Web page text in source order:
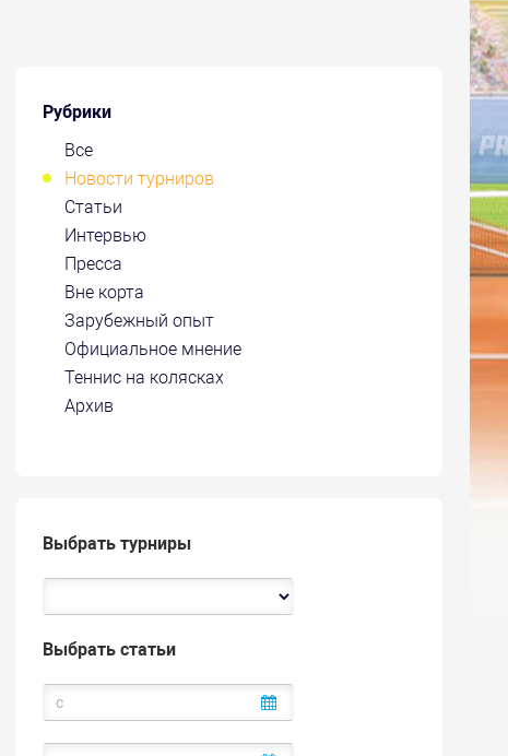
Рубрики
Все
Новости турниров
Статьи
Интервью
Пресса
Вне корта
Зарубежный опыт
Официальное мнение
Теннис на колясках
Архив
Выбрать турниры
Выбрать статьи